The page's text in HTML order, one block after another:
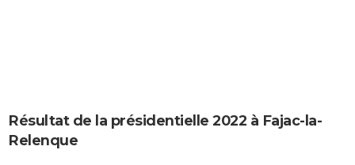
CARTE DE VOEUX
Carte de Noël
Carte Bonne année
Carte Saint-Valentin
Carte Pâques
Carte d'anniversaire
DICTIONNAIRE
Résultat de la présidentielle 2022 à Fajac-la-
Relenque